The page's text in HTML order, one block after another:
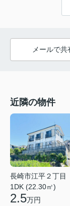
メールで共
近隣の物件
長崎市江平２丁目
1DK (22.30㎡)
2.5万円